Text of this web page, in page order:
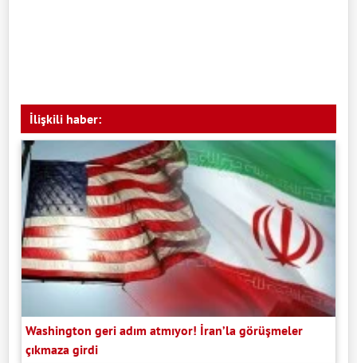
İlişkili haber:
Washington geri adım atmıyor! İran’la görüşmeler
çıkmaza girdi